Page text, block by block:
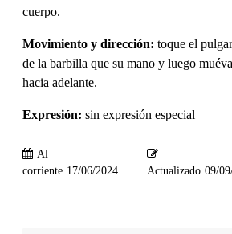
cuerpo.
Movimiento y dirección: toque el
de la barbilla que su mano y luego
hacia adelante.
Expresión: sin expresión especial
Al
corriente 17/06/2024 Actualizado 09/